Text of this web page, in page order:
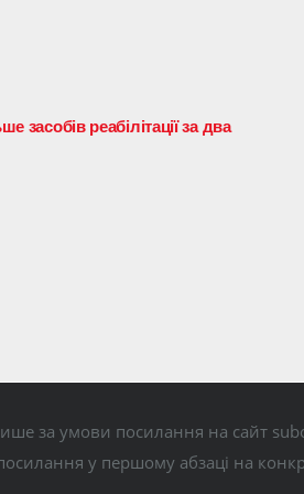
реабілітації за два
за умови посилання на сайт
у першому абзаці на